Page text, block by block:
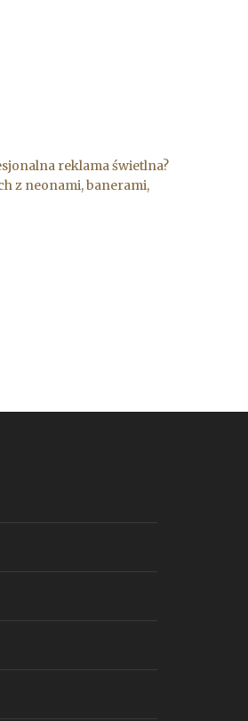
reklama świetlna?
z neonami, banerami,